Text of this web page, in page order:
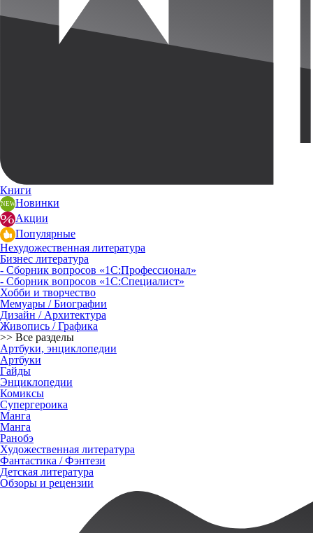
Книги
Новинки
Акции
Популярные
Нехудожественная литература
Бизнес литература
- Сборник вопросов «1С:Профессионал»
- Сборник вопросов «1С:Специалист»
Хобби и творчество
Мемуары / Биографии
Дизайн / Архитектура
Живопись / Графика
>> Все разделы
Артбуки, энциклопедии
Артбуки
Гайды
Энциклопедии
Комиксы
Супергероика
Манга
Манга
Ранобэ
Художественная литература
Фантастика / Фэнтези
Детская литература
Обзоры и рецензии